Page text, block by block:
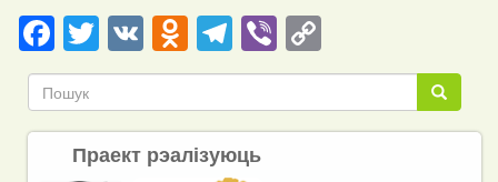
Facebook
Twitter
VKOdnoklassniki
Telegram
ViberCopy
Link Пошук
Пошук
Праект рэалізуюць